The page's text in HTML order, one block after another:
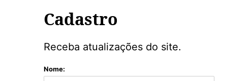
Cadastro
Receba atualizações do site.
Nome: